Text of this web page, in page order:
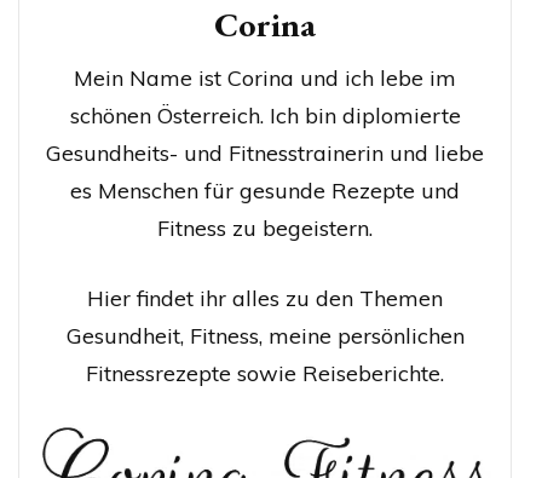
Corina
Mein Name ist Corina und ich lebe im
schönen Österreich. Ich bin diplomierte
Gesundheits- und Fitnesstrainerin und liebe
es Menschen für gesunde Rezepte und
Fitness zu begeistern.
Hier findet ihr alles zu den Themen
Gesundheit, Fitness, meine persönlichen
Fitnessrezepte sowie Reiseberichte.